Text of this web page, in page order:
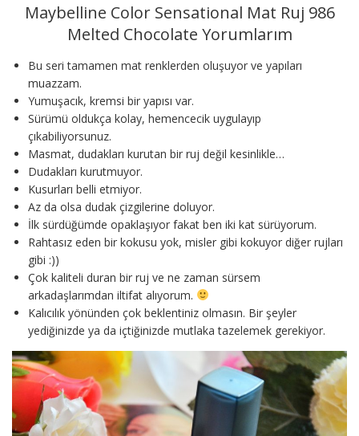
Maybelline Color Sensational Mat Ruj 986
Melted Chocolate Yorumlarım
Bu seri tamamen mat renklerden oluşuyor ve yapıları
muazzam.
Yumuşacık, kremsi bir yapısı var.
Sürümü oldukça kolay, hemencecik uygulayıp
çıkabiliyorsunuz.
Masmat, dudakları kurutan bir ruj değil kesinlikle…
Dudakları kurutmuyor.
Kusurları belli etmiyor.
Az da olsa dudak çizgilerine doluyor.
İlk sürdüğümde opaklaşıyor fakat ben iki kat sürüyorum.
Rahtasız eden bir kokusu yok, misler gibi kokuyor diğer rujları
gibi :))
Çok kaliteli duran bir ruj ve ne zaman sürsem
arkadaşlarımdan iltifat alıyorum.
Kalıcılık yönünden çok beklentiniz olmasın. Bir şeyler
yediğinizde ya da içtiğinizde mutlaka tazelemek gerekiyor.